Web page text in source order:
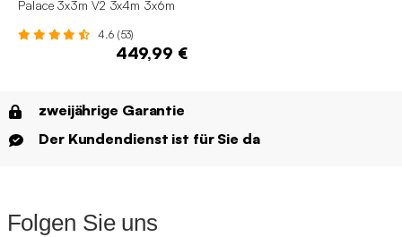
Palace 3x3m V2 3x4m 3x6m
4.6 (53)
449,99 €
zweijährige Garantie
Der Kundendienst ist für Sie da
Folgen Sie uns